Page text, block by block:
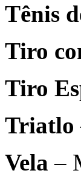
Tênis
Tiro
Tiro
Triatlo
Vela –